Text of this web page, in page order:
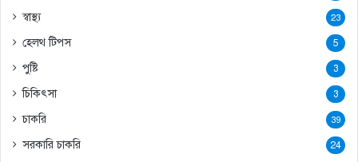
স্বাস্থ্য 23
হেলথ টিপস 5
পুষ্টি 3
চিকিৎসা 3
চাকরি 39
সরকারি চাকরি 24